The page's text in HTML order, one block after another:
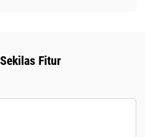
Sekilas Fitur